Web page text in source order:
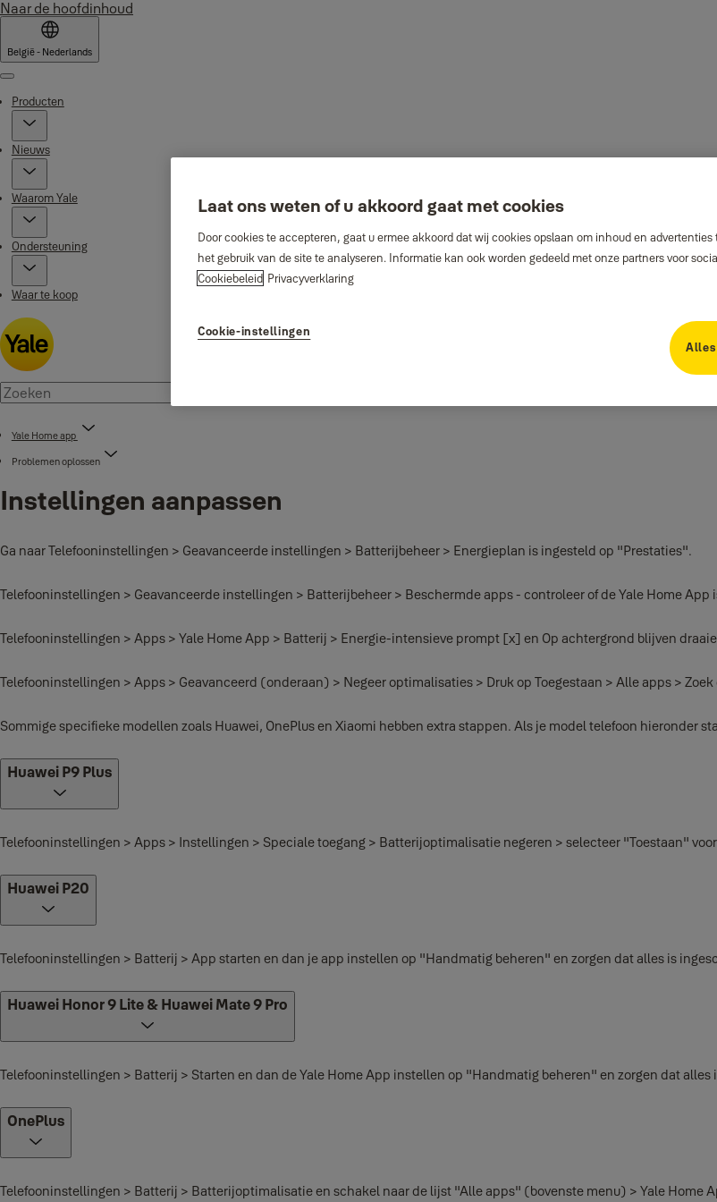
Naar de hoofdinhoud
België - Nederlands
Menu
Producten
Nieuws
Waarom Yale
Ondersteuning
Waar te koop
Yale Home app
Problemen oplossen
Instellingen aanpassen
Ga naar Telefooninstellingen > Geavanceerde instellingen > Batterijbeheer > Energieplan is ingesteld op "Prestaties".
Telefooninstellingen > Geavanceerde instellingen > Batterijbeheer > Beschermde apps - controleer of de Yale Home
Telefooninstellingen > Apps > Yale Home App > Batterij > Energie-intensieve prompt [x] en Op achtergrond blijven
Telefooninstellingen > Apps > Geavanceerd (onderaan) > Negeer optimalisaties > Druk op Toegestaan > Alle apps >
Sommige specifieke modellen zoals Huawei, OnePlus en Xiaomi hebben extra stappen. Als je model telefoon hieronder
Huawei P9 Plus
Telefooninstellingen > Apps > Instellingen > Speciale toegang > Batterijoptimalisatie negeren > selecteer "Toestaan"
Huawei P20
Telefooninstellingen > Batterij > App starten en dan je app instellen op "Handmatig beheren" en zorgen dat alles is
Huawei Honor 9 Lite & Huawei Mate 9 Pro
Telefooninstellingen > Batterij > Starten en dan de Yale Home App instellen op "Handmatig beheren" en zorgen dat alles
OnePlus
Telefooninstellingen > Batterij > Batterijoptimalisatie en schakel naar de lijst "Alle apps" (bovenste menu) > Yale Home
Laat ons weten of u akkoord gaat met cookies
Door cookies te accepteren, gaat u ermee akkoord dat wij cookies opslaan om inhoud en
het gebruik van de site te analyseren. Informatie kan ook worden gedeeld met onze partners voor
Cookiebeleid Privacyverklaring
Cookie-instellingen